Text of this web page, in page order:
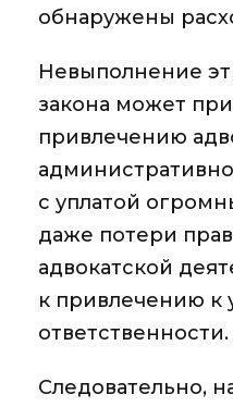
обнаружены
Невыполнение
закона может
привлечению
с уплатой
даже потери
адвокатской
к привлечению к
ответственности.
Следовательно,